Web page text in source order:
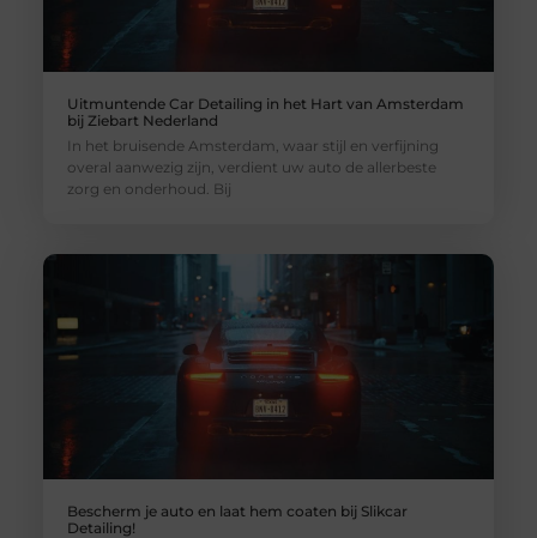
Uitmuntende Car Detailing in het Hart van Amsterdam
bij Ziebart Nederland
In het bruisende Amsterdam, waar stijl en verfijning
overal aanwezig zijn, verdient uw auto de allerbeste
zorg en onderhoud. Bij
Bescherm je auto en laat hem coaten bij Slikcar
Detailing!